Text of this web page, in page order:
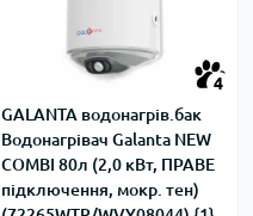
4
GALANTA водонагрів.бак
Водонагрівач Galanta NEW
COMBI 80л (2,0 кВт, ПРАВЕ
підключення, мокр. тен)